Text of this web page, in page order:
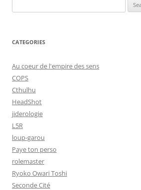
for:
CATEGORIES
Au coeur de l'empire des sens
COPS
Cthulhu
HeadShot
jiderologie
L5R
loup-garou
Paye ton perso
rolemaster
Ryoko Owari Toshi
Seconde Cité